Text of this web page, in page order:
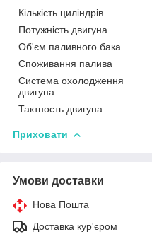
Кількість циліндрів
Потужність двигуна
Об'єм паливного бака
Споживання палива
Система охолодження
двигуна
Тактность двигуна
Приховати
Умови доставки
Нова Пошта
Доставка кур'єром